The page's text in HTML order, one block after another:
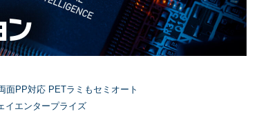
面PP対応 PETラミもセミオート
イエンタープライズ